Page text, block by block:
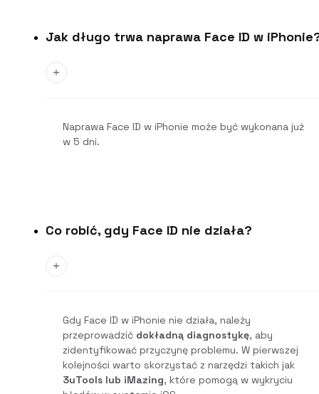
Jak długo trwa naprawa Face ID w
Naprawa Face ID w iPhonie może być wykonana już
w 5 dni.
Co robić, gdy Face ID nie działa?
Gdy Face ID w iPhonie nie działa, należy
przeprowadzić dokładną diagnostykę, aby
zidentyfikować przyczynę problemu. W pierwszej
kolejności warto skorzystać z narzędzi takich jak
3uTools lub iMazing, które pomogą w wykryciu